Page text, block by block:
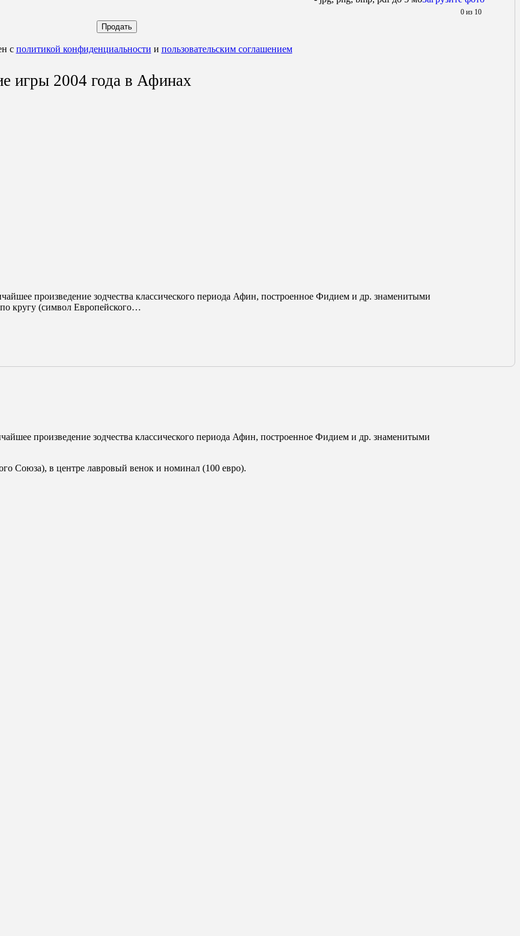
0 из 10
Продать
с политикой конфиденциальности и пользовательским соглашением
игры 2004 года в Афинах
произведение зодчества классического периода Афин, построенное Фидием и др. знаменитыми
по кругу (символ Европейского…
произведение зодчества классического периода Афин, построенное Фидием и др. знаменитыми
Союза), в центре лавровый венок и номинал (100 евро).